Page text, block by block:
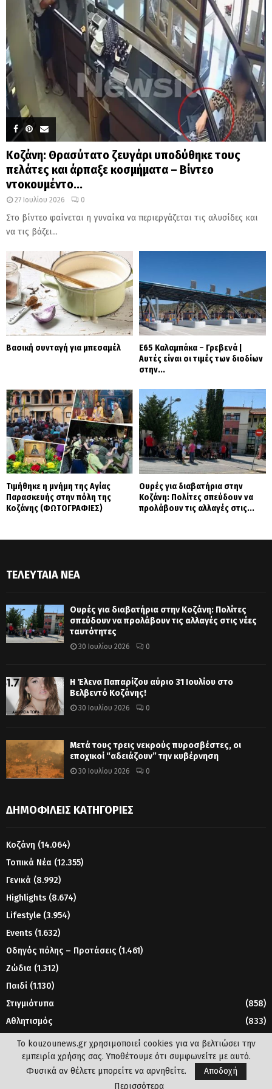
Κοζάνη: Θρασύτατο ζευγάρι υποδύθηκε τους
πελάτες και άρπαξε κοσμήματα – Βίντεο
ντοκουμέντο...
27 Ιουλίου 2026 0
Στο βίντεο φαίνεται η γυναίκα να περιεργάζεται τις αλυσίδες και
να τις βάζει...
Βασική συνταγή για μπεσαμέλ
Ε65 Καλαμπάκα – Γρεβενά |
Αυτές είναι οι τιμές των διοδίων
στην...
Τιμήθηκε η μνήμη της Αγίας
Παρασκευής στην πόλη της
Κοζάνης (ΦΩΤΟΓΡΑΦΙΕΣ)
Ουρές για διαβατήρια στην
Κοζάνη: Πολίτες σπεύδουν να
προλάβουν τις αλλαγές στις...
ΤΕΛΕΥΤΑΊΑ ΝΈΑ
Ουρές για διαβατήρια στην Κοζάνη: Πολίτες
σπεύδουν να προλάβουν τις αλλαγές στις νέες
ταυτότητες
30 Ιουλίου 2026 0
Η Έλενα Παπαρίζου αύριο 31 Ιουλίου στο
Βελβεντό Κοζάνης!
30 Ιουλίου 2026 0
Μετά τους τρεις νεκρούς πυροσβέστες, οι
εποχικοί “αδειάζουν” την κυβέρνηση
30 Ιουλίου 2026 0
ΔΗΜΟΦΙΛΕΊΣ ΚΑΤΗΓΟΡΊΕΣ
Κοζάνη (14.064)
Τοπικά Νέα (12.355)
Γενικά (8.992)
Highlights (8.674)
Lifestyle (3.954)
Events (1.632)
Οδηγός πόλης – Προτάσεις (1.461)
Ζώδια (1.312)
Παιδί (1.130)
Στιγμιότυπα
(858)
Αθλητισμός
(833)
Γυναίκα
(804)
© 2023 - www.kouzounews.gr
Το kouzounews.gr χρησιμοποιεί cookies για να βελτιώσει την
εμπειρία χρήσης σας. Υποθέτουμε ότι συμφωνείτε με αυτό.
Φυσικά αν θέλετε μπορείτε να αρνηθείτε.
Αποδοχή
Περισσότερα